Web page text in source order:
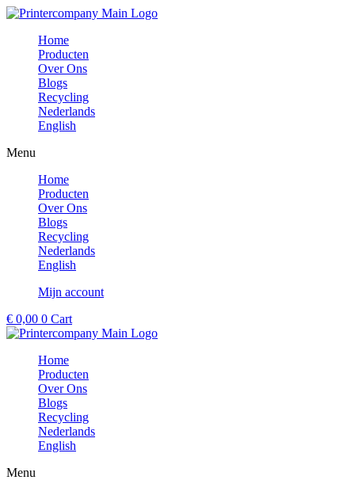
Ga
inhoud
Home
Producten
Over Ons
Blogs
Recycling
Nederlands
English
Menu
Home
Producten
Over Ons
Blogs
Recycling
Nederlands
English
Mijn account
€ 0,00 0 Cart
Home
Producten
Over Ons
Blogs
Recycling
Nederlands
English
Menu